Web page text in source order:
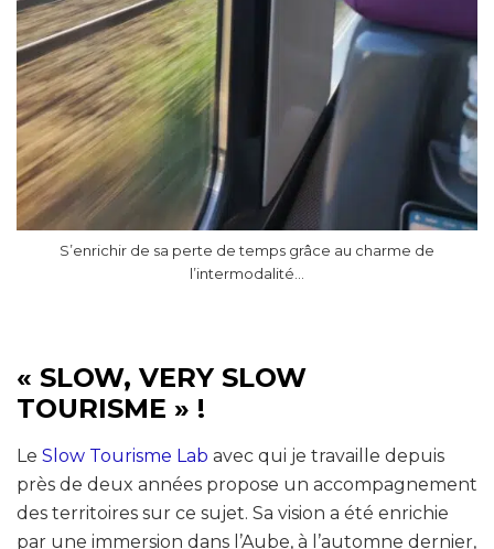
S’enrichir de sa perte de temps grâce au charme de
l’intermodalité…
« SLOW, VERY SLOW
TOURISME » !
Le Slow Tourisme Lab avec qui je travaille depuis
près de deux années propose un accompagnement
des territoires sur ce sujet. Sa vision a été enrichie
par une immersion dans l’Aube, à l’automne dernier,